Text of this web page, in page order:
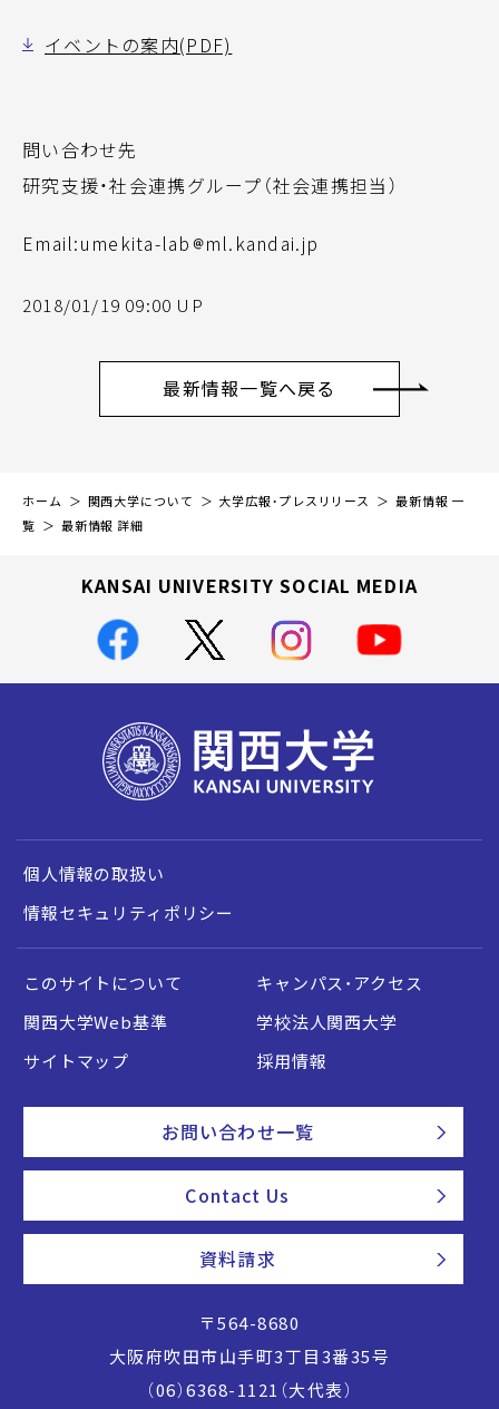
イベントの案内(PDF)
問い合わせ先
研究支援・社会連携グループ（社会連携担当）
Email:umekita-lab ml.kandai.jp
2018/01/19 09:00 UP
最新情報一覧へ戻る
ホーム 関西大学について 大学広報・プレスリリース
最新情報 一
覧
最新情報 詳細
KANSAI UNIVERSITY SOCIAL MEDIA
個人情報の取扱い
情報セキュリティポリシー
このサイトについて
キャンパス・アクセス
関西大学Web基準
学校法人関西大学
サイトマップ
採用情報
お問い合わせ一覧
Contact Us
資料請求
〒564-8680
大阪府吹田市山手町3丁目3番35号
（06）6368-1121（大代表）